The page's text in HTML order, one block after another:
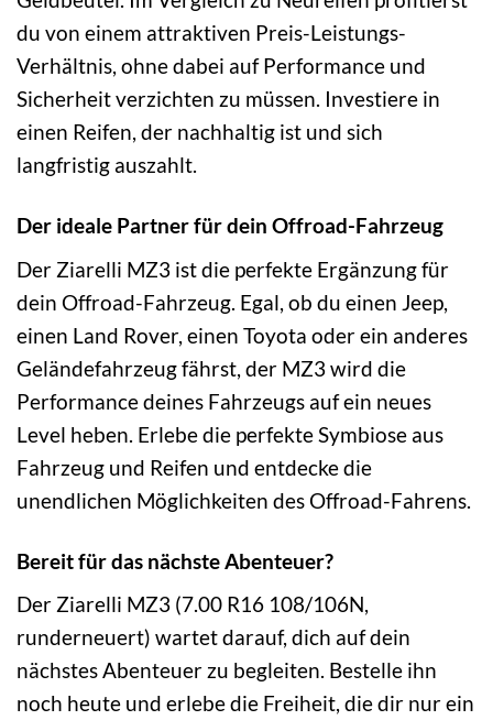
du von einem attraktiven Preis-Leistungs-
Verhältnis, ohne dabei auf Performance und
Sicherheit verzichten zu müssen. Investiere in
einen Reifen, der nachhaltig ist und sich
langfristig auszahlt.
Der ideale Partner für dein Offroad-Fahrzeug
Der Ziarelli MZ3 ist die perfekte Ergänzung für
dein Offroad-Fahrzeug. Egal, ob du einen Jeep,
einen Land Rover, einen Toyota oder ein anderes
Geländefahrzeug fährst, der MZ3 wird die
Performance deines Fahrzeugs auf ein neues
Level heben. Erlebe die perfekte Symbiose aus
Fahrzeug und Reifen und entdecke die
unendlichen Möglichkeiten des Offroad-Fahrens.
Bereit für das nächste Abenteuer?
Der Ziarelli MZ3 (7.00 R16 108/106N,
runderneuert) wartet darauf, dich auf dein
nächstes Abenteuer zu begleiten. Bestelle ihn
noch heute und erlebe die Freiheit, die dir nur ein